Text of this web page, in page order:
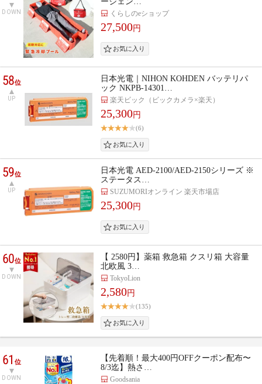
DOWN くらしのeショップ
27,500円
58位
UP
日本光電｜NIHON KOHDEN バッテリパ
ック NKPB-14301…
楽天ビック（ビックカメラ×楽天）
25,300円
(6)
59位
UP
日本光電 AED-2100/AED-2150シリーズ ※
ステータス…
SUZUMORIオンライン 楽天市場店
25,300円
60位
DOWN
【 2580円】薬箱 救急箱 クスリ箱 大容量
北欧風 3…
TokyoLion
2,580円
(135)
61位
DOWN
【先着順！最大400円OFFクーポン配布〜
8/3迄】熱さ…
Goodsania